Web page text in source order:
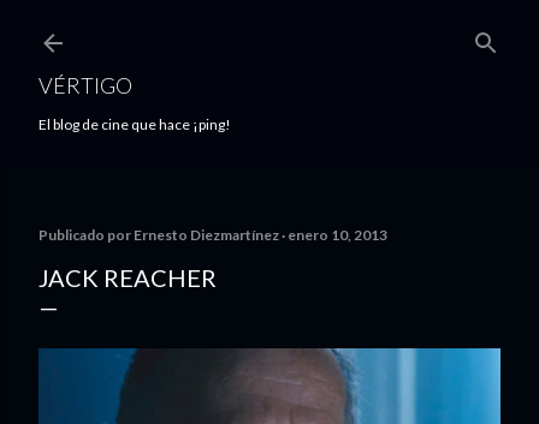
VÉRTIGO
El blog de cine que hace ¡ping!
Publicado por Ernesto Diezmartínez enero 10, 2013
JACK REACHER